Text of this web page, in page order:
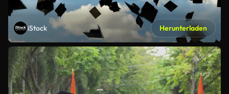
iStock Herunterladen